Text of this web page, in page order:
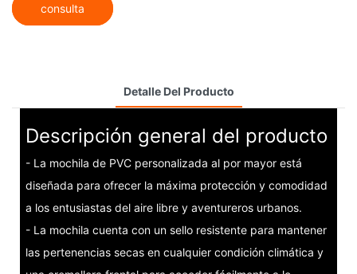
consulta
Detalle Del Producto
Descripción general del producto
- La mochila de PVC personalizada al por mayor está
diseñada para ofrecer la máxima protección y comodidad
a los entusiastas del aire libre y aventureros urbanos.
- La mochila cuenta con un sello resistente para mantener
las pertenencias secas en cualquier condición climática y